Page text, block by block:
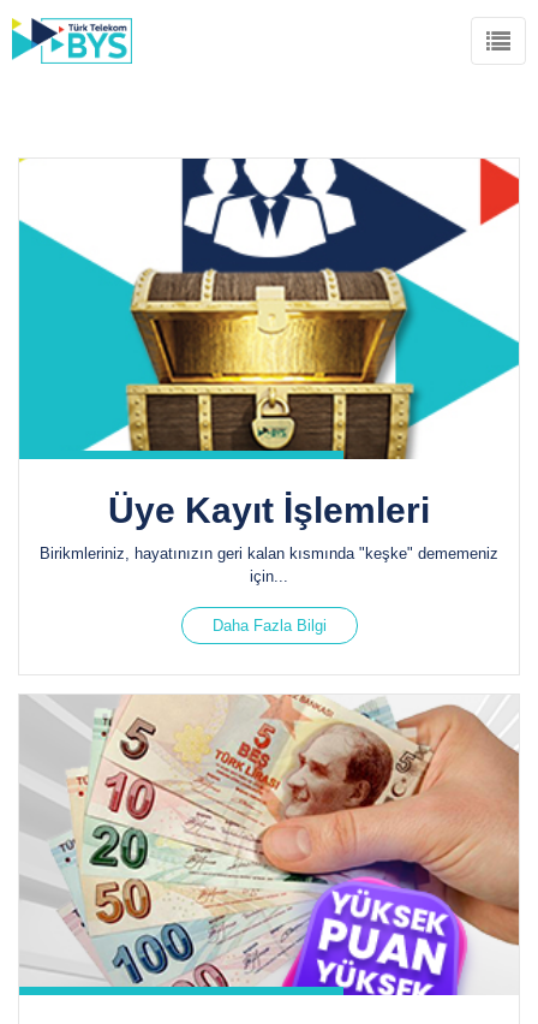
Üye Kayıt İşlemleri
Birikmleriniz, hayatınızın geri kalan kısmında "keşke" dememeniz
için...
Daha Fazla Bilgi